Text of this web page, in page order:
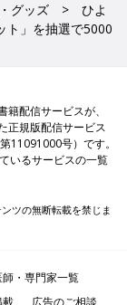
グッズ
ひよ
ト」を抽選で5000
配信サービスが、
正規版配信サービス
11091000号）です。
いるサービスの一覧
ツの無断転載を禁じま
師・専門家一覧